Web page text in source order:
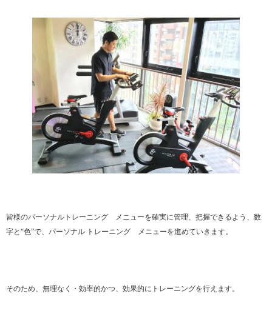
皆様のパーソナルトレーニング メニューを確実に管理、把握できるよう、数
字と“色”で、パーソナル トレーニング メニューを進めていきます。
そのため、無理なく・効率的かつ、効果的にトレーニングを行えます。